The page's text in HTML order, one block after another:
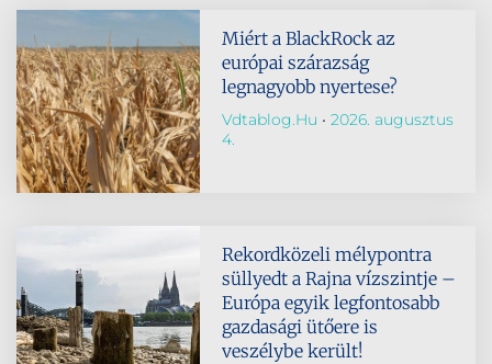
Miért a BlackRock az
európai szárazság
legnagyobb nyertese?
Vdtablog.hu
2026. augusztus
4.
Rekordközeli mélypontra
süllyedt a Rajna vízszintje –
Európa egyik legfontosabb
gazdasági ütőere is
veszélybe került!